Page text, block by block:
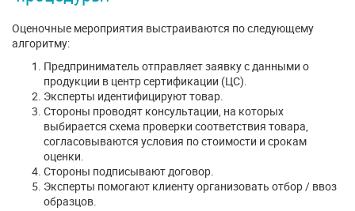
Оценочные мероприятия выстраиваются по следующему
алгоритму:
Предприниматель отправляет заявку с данными о
продукции в центр сертификации (ЦС).
Эксперты идентифицируют товар.
Стороны проводят консультации, на которых
выбирается схема проверки соответствия товара,
согласовываются условия по стоимости и срокам
оценки.
Стороны подписывают договор.
Эксперты помогают клиенту организовать отбор / ввоз
образцов.